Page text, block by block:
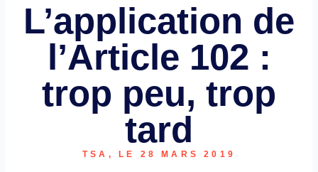
L’application de
l’Article 102 :
trop peu, trop
tard
TSA, LE 28 MARS 2019